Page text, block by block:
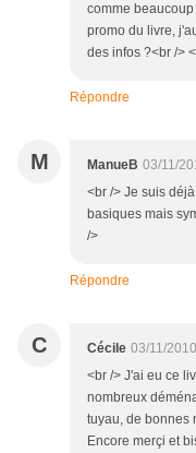
comme
promo du livre,
des infos ?<br />
Répondre
M ManueB 03/11/
<br /> Je suis
basiques mais
/>
Répondre
C Cécile 03/11/
<br /> J'ai eu ce
nombreux
tuyau, de bonnes
Encore merçi et